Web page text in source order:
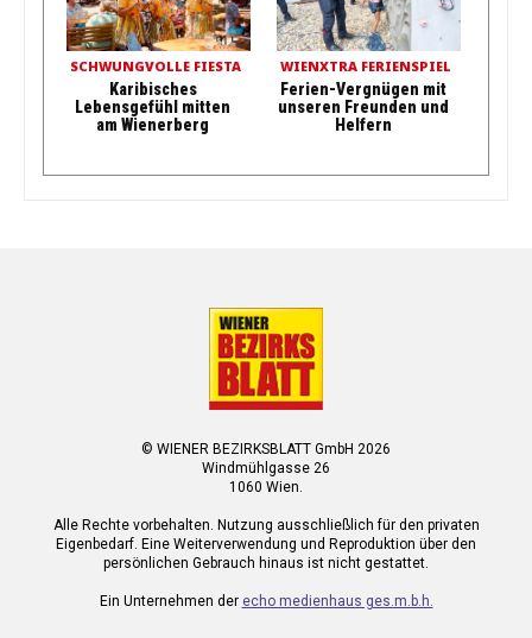
SCHWUNGVOLLE FIESTA
Karibisches
Lebensgefühl mitten
am Wienerberg
WIENXTRA FERIENSPIEL
Ferien-Vergnügen mit
unseren Freunden und
Helfern
© WIENER BEZIRKSBLATT GmbH 2026
Windmühlgasse 26
1060 Wien.
Alle Rechte vorbehalten. Nutzung ausschließlich für den privaten
Eigenbedarf. Eine Weiterverwendung und Reproduktion über den
persönlichen Gebrauch hinaus ist nicht gestattet.
Ein Unternehmen der echo medienhaus ges.m.b.h.